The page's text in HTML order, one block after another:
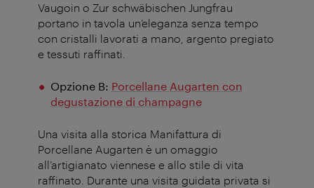
Vaugoin o Zur schwäbischen Jungfrau
portano in tavola un’eleganza senza tempo
con cristalli lavorati a mano, argento pregiato
e tessuti raffinati
Opzione B: Porcellane Augarten con
degustazione di champagne
Una visita alla storica Manifattura di
Porcellane Augarten è un omaggio
all’artigianato viennese e allo stile di vita
raffinato. Durante una visita guidata privata si